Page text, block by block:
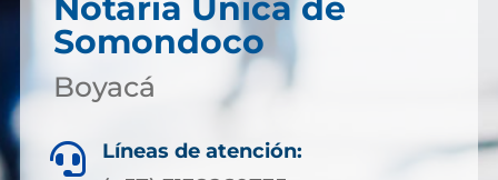
Notaría Única de
Somondoco
Boyacá
 Líneas de atención: